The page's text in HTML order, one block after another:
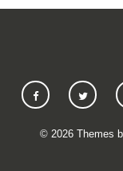
© 2026Themes